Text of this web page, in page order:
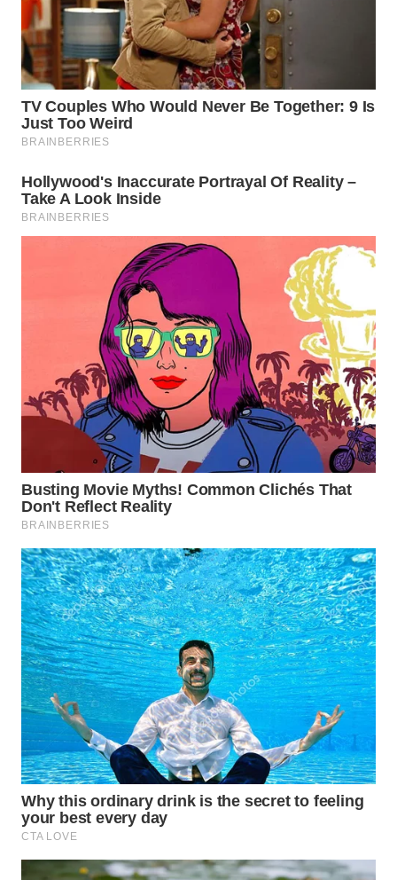
LABUANBAJO
WN
BORNEO
Wahana
Media
Group
WAHANA
NEWS
WAHANA
INFRASTRUKTUR
KONSUMEN
WAHANA
WAHANA
TRAVEL
WAHANA
TV
WAHANANEWS
ID
WAHANANEWS
CO ID
WAHANANEWS
NET